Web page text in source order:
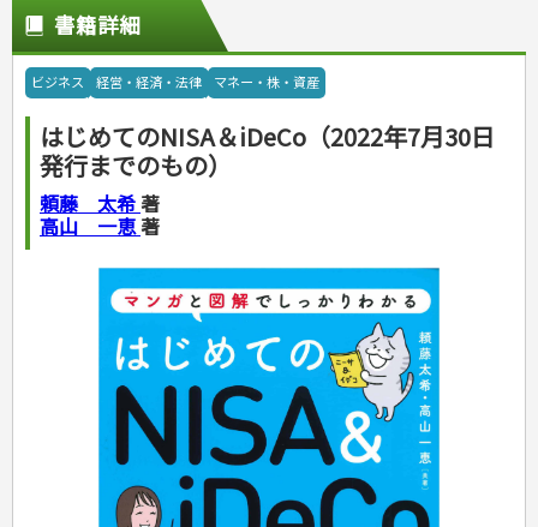
スポーツ
スポーツルール
野球
ゴルフ
ジュニアスポーツ
その他スポーツ
自然・アウトドア・ペット
アウトドア
犬・猫
園芸・野菜づくり
雑学
娯楽・ゲーム・占い
ナンプレ
ゲーム・マジック
家相・風水・占い
カルチャー・芸術・趣味
音楽・楽器
趣味・鑑賞・カメラ
絵画・デッサン
俳句・詩・ことば
辞典
語学・旅行会話
運転免許
原付・二輪
普通免許
その他免許
生活・暮らし
料理
料理・レシピ
各国料理
お弁当
調理器具クッキング
お菓子・ケーキ・パン
飲み物・お酒
手芸・クラフト
ソーイング
クラフト
インテリア・ハウジング
収納・掃除・暮らし
美容・ファッション
ダイエット・エクササイズ
着物・着つけ
冠婚葬祭・手紙・ペン字
手紙・ペン字
妊娠・出産・育児
離乳食・幼児食・こどもレシピ
健康と保育
家庭医学・健康
ツボ・マッサージ
家庭医学・病気
健康知識
栄養事典
生活習慣病
看護・介護
看護一般
介護一般
保育・教育
パネルシアター
指導マニュアル
こどもの本
児童一般
おりがみ・あやとり
なぞなぞ・ゲーム
占い・心理ゲーム
読み物・絵本
音と光のでる絵本
学参・ドリル
夏休みドリル
総復習ドリル
自由研究・読書感想文
えんぴつちょう
就職活動
就職活動
就職試験
公務員試験
資格試験
検定試験・資格試験
漢字検定・数学検定
簿記検定
ケアマネジャー
介護・社会福祉士
司法書士・社労士
行政書士・宅建
衛生管理・運行管理
ビジネス
経営・経済・法律
マネー・株・資産
ビジネス・法律
簿記・経理・税金・保険
その他ビジネス
自己啓発
自己啓発
ビジネス読み物
旅行・歴史
国内・海外旅行
国外旅行
国内旅行
散歩・グルメ
地理・歴史
地理・地図
成美文庫
その他文庫
ダイアリー
ダイアリー
プラチナダイアリー プレステージ
書籍詳細
ビジネス 経営・経済・法律 マネー・株・資産
はじめてのNISA＆iDeCo（2022年7月30日
発行までのもの）
頼藤 太希著
高山 一恵著